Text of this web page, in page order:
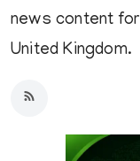
news content
United Kingdom.